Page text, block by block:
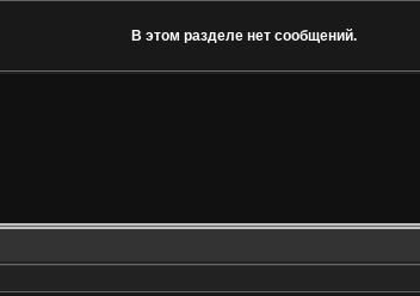
В этом разделе нет сообщений.